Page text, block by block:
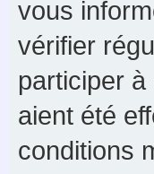
vous
vérifier
participer
aient été
conditions